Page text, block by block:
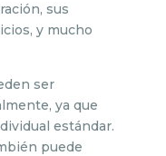
sus
y mucho
ser
ya que
estándar.
puede